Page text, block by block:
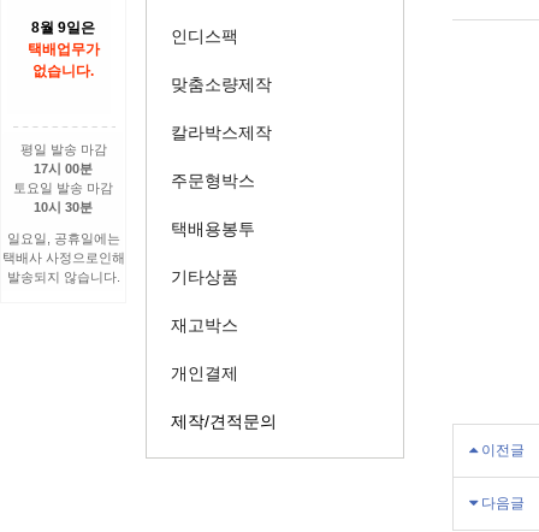
8월 9일은
택배업무가
없습니다.
평일 발송 마감
17시 00분
토요일 발송 마감
10시 30분
일요일, 공휴일에는
택배사 사정으로인해
발송되지 않습니다.
인디스팩
맞춤소량제작
칼라박스제작
주문형박스
택배용봉투
기타상품
재고박스
개인결제
제작/견적문의
이전글
다음글